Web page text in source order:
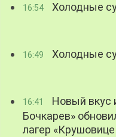
16:54 Холодные
16:49 Холодные
16:41
Новый вкус
Бочкарев»
лагер